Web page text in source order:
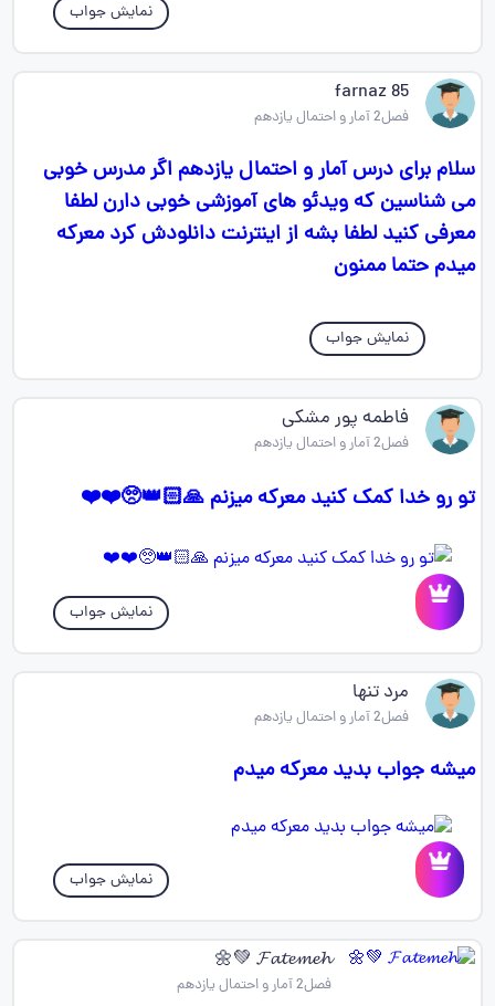
نمایش جواب
farnaz 85
فصل2 آمار و احتمال یازدهم
سلام برای درس آمار و احتمال یازدهم اگر مدرس خوبی
می شناسین که ویدئو های آموزشی خوبی دارن لطفا
معرفی کنید لطفا بشه از اینترنت دانلودش کرد معرکه
میدم حتما ممنون
نمایش جواب
فاطمه پور مشکی
فصل2 آمار و احتمال یازدهم
تو رو خدا کمک کنید معرکه میزنم 🙏🏻👑🥺❤️❤️
نمایش جواب
مرد تنها
فصل2 آمار و احتمال یازدهم
میشه جواب بدید معرکه میدم
نمایش جواب
𝓕𝓪𝓽𝓮𝓶𝓮𝓱 💚🌼
فصل2 آمار و احتمال یازدهم